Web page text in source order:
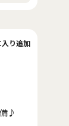
入り追加
♪